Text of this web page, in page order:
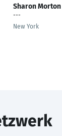
Sharon Morton
---
New York